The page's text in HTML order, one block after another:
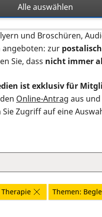
sämtliches Infomaterial
und Broschüren,
angeboten: zur
Sie, dass nicht immer
ist exklusiv für
Online-Antrag aus
Sie Zugriff auf eine
Themen:
Alle auswählen